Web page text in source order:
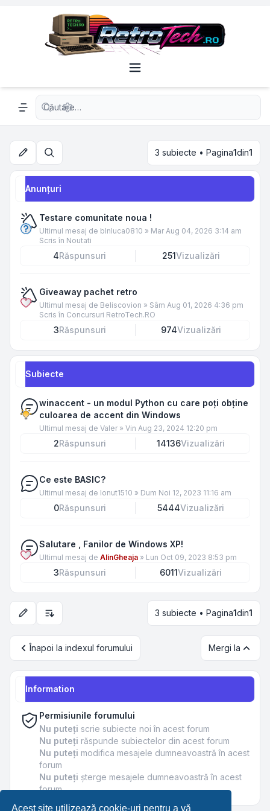
Acest site utilizează cookie-uri pentru a vă
Navigation menu
Căutare avansată
Căutare 3 subiecte • Pagina1din1
Anunţuri
Testare comunitate noua !
Ultimul mesaj de blnluca0810 » Mar Aug 04, 2026 3:14 am
Scris în Noutati
4Răspunsuri 251Vizualizări
Giveaway pachet retro
Ultimul mesaj de Beliscovion » Sâm Aug 01, 2026 4:36 pm
Scris în Concursuri RetroTech.RO
3Răspunsuri 974Vizualizări
Subiecte
winaccent - un modul Python cu care poți obține
culoarea de accent din Windows
Ultimul mesaj de Valer » Vin Aug 23, 2024 12:20 pm
2Răspunsuri 14136Vizualizări
Ce este BASIC?
Ultimul mesaj de Ionut1510 » Dum Noi 12, 2023 11:16 am
0Răspunsuri 5444Vizualizări
Salutare , Fanilor de Windows XP!
Ultimul mesaj de AlinGheaja » Lun Oct 09, 2023 8:53 pm
3Răspunsuri 6011Vizualizări
Opțiuni de sortare și afișare 3 subiecte • Pagina1din1
Înapoi la indexul forumului Mergi la
Information
Permisiunile forumului
Nu puteţi scrie subiecte noi în acest forum
Nu puteţi răspunde subiectelor din acest forum
Nu puteţi modifica mesajele dumneavoastră în acest
forum
Nu puteţi şterge mesajele dumneavoastră în acest
forum